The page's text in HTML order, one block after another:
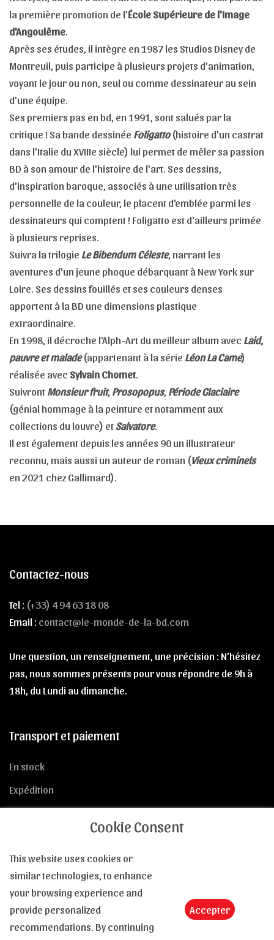
la première promotion de l'École Supérieure de l'Image
d'Angoulême.
Après ses études, il intègre en 1987 les Studios Disney de
Montreuil, puis participe à plusieurs projets d'animation,
voyant le jour ou non, seul ou comme dessinateur au sein
d'une équipe.
Ses premiers pas en bd, en 1991, sont salués par la
critique ! Sa bande dessinée Foligatto(histoire d'un castrat
dans l'Italie du XVIIIe siècle) lui permet de mêler sa passion
BD à son amour de l'histoire de l'art. Ses dessins,
d'inspiration baroque, associés à une utilisation très
personnelle de la couleur, le placent d'emblée parmi les
dessinateurs qui comptent ! Foligatto est d'ailleurs primée
à plusieurs reprises.
Suivra la trilogie Le Bibendum Céleste, narrant les
aventures d'un jeune phoque débarquant à New York sur
Loire. Ses dessins fouillés et ses couleurs denses
apportent à la BD une dimensions plastique
extraordinaire.
En 1998, il décroche l'Alph-Art du meilleur album avec Laid,
pauvre et malade(appartenant à la série Léon La Came)
réalisée avec Sylvain Chomet.
Suivront Monsieur fruit, Prosopopus, Période Glaciaire
(génial hommage à la peinture et notamment aux
collections du louvre) etSalvatore.
Il est également depuis les années 90 un illustrateur
reconnu, mais aussi un auteur de roman (Vieux criminels
en 2021 chez Gallimard).
Contactez-nous
Tel : (+33) 4 94 63 18 08
Email : contact@le-monde-de-la-bd.com
Une question, un renseignement, une précision : N'hésitez
pas, nous sommes présents pour vous répondre de 9h à
18h, du Lundi au dimanche.
Transport et paiement
En stock
Expédition
Modes de paiement
Vie privée
Conditions de vente
Cookie Consent
This website uses cookies or
similar technologies, to enhance
your browsing experience and
provide personalized
recommendations. By continuing
Accepter